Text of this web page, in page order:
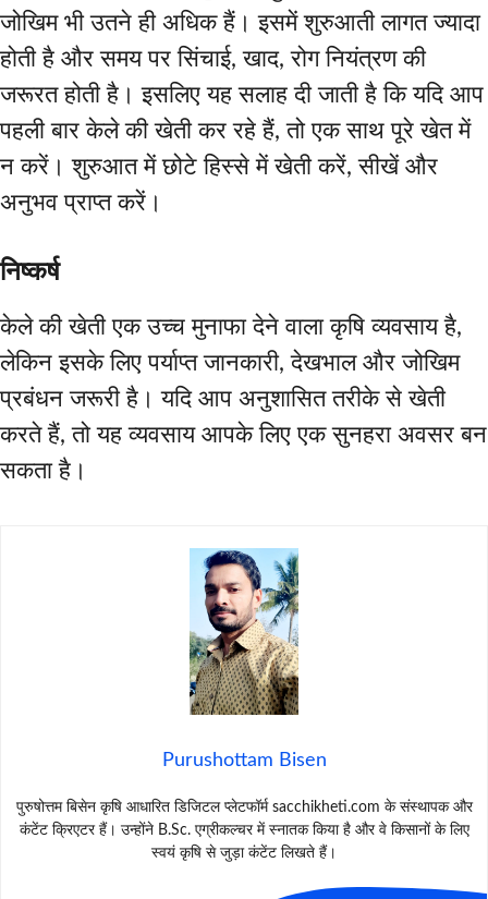
जोखिम भी उतने ही अधिक हैं। इसमें शुरुआती लागत ज्यादा
होती है और समय पर सिंचाई, खाद, रोग नियंत्रण की
जरूरत होती है। इसलिए यह सलाह दी जाती है कि यदि आप
पहली बार केले की खेती कर रहे हैं, तो एक साथ पूरे खेत में
न करें। शुरुआत में छोटे हिस्से में खेती करें, सीखें और
अनुभव प्राप्त करें।
निष्कर्ष
केले की खेती एक उच्च मुनाफा देने वाला कृषि व्यवसाय है,
लेकिन इसके लिए पर्याप्त जानकारी, देखभाल और जोखिम
प्रबंधन जरूरी है। यदि आप अनुशासित तरीके से खेती
करते हैं, तो यह व्यवसाय आपके लिए एक सुनहरा अवसर बन
सकता है।
Purushottam Bisen
पुरुषोत्तम बिसेन कृषि आधारित डिजिटल प्लेटफॉर्म sacchikheti.com के संस्थापक और
कंटेंट क्रिएटर हैं। उन्होंने B.Sc. एग्रीकल्चर में स्नातक किया है और वे किसानों के लिए
स्वयं कृषि से जुड़ा कंटेंट लिखते हैं।